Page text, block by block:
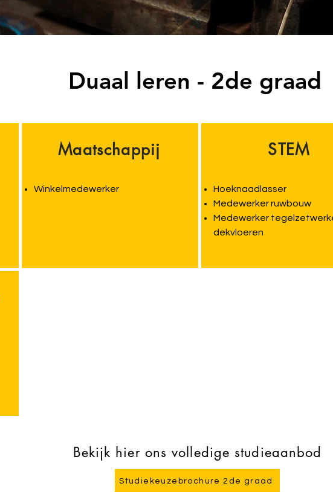
Duaal leren - 2de graad
Maatschappij
Winkelmedewerker
STEM
Hoeknaadlasser
Medewerker ruwbouw
Medewerker
dekvloeren
Bekijk hier ons volledige studieaanbod
Studiekeuzebrochure 2de graad